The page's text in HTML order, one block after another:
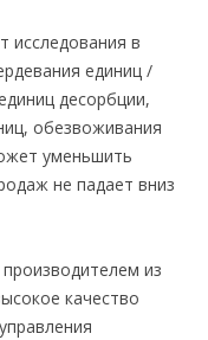
исследования в
единиц /
десорбции,
обезвоживания
уменьшить
не падает вниз
из
качество